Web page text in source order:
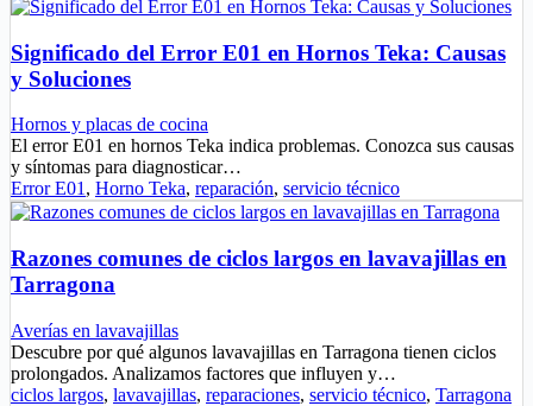
Significado del Error E01 en Hornos Teka: Causas
y Soluciones
Hornos y placas de cocina
El error E01 en hornos Teka indica problemas. Conozca sus causas
y síntomas para diagnosticar…
Error E01 , Horno Teka, reparación, servicio técnico
Razones comunes de ciclos largos en lavavajillas en
Tarragona
Averías en lavavajillas
Descubre por qué algunos lavavajillas en Tarragona tienen ciclos
prolongados. Analizamos factores que influyen y…
ciclos largos, lavavajillas, reparaciones, servicio técnico, Tarragona